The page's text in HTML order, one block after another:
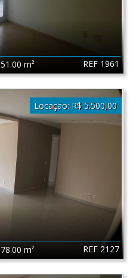
REF 1961
51.00 m²
REF 2127
78.00 m²
Locação: R$ 5.500,00